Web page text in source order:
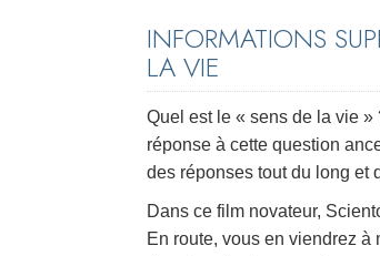
INFORMATIONS
LA VIE
Quel est le « sens de la vie
réponse à cette question
des réponses tout du long et
Dans ce film novateur,
En route, vous en viendrez à